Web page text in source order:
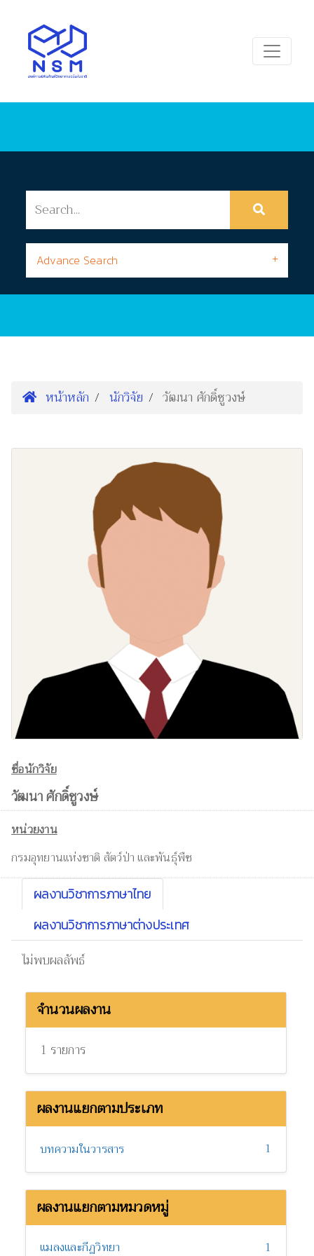
Advance Search
หน้าหลัก นักวิจัย วัฒนา ศักดิ์ชูวงษ์
ชื่อนักวิจัย
วัฒนา ศักดิ์ชูวงษ์
หน่วยงาน
กรมอุทยานแห่งชาติ สัตว์ป่า และพันธุ์พืช
ผลงานวิชาการภาษาไทย
ผลงานวิชาการภาษาต่างประเทศ
ไม่พบผลลัพธ์
จำนวนผลงาน
1 รายการ
ผลงานแยกตามประเภท
บทความในวารสาร 1
ผลงานแยกตามหมวดหมู่
แมลงและกีฏวิทยา 1